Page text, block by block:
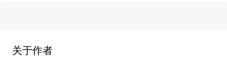
关于作者